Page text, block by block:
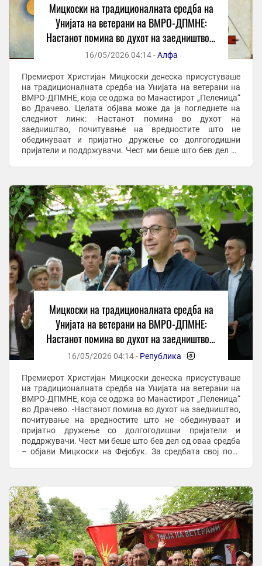
Мицкоски на традиционалната средба на
Унијата на ветерани на ВМРО-ДПМНЕ:
Настанот помина во духот на заедништво и
почитување на вредностите што не
16/05/2026 04:14 -Алфа
Премиерот Христијан Мицкоски денеска присустуваше
на традиционалната средба на Унијата на ветерани на
ВМРО-ДПМНЕ, која се одржа во Манастирот „Пеленица“
во Драчево. Целата објава може да ја погледнете на
следниот линк: -Настанот помина во духот на
заедништво, почитување на вредностите што не
обединуваат и пријатно дружење со долгогодишни
пријатели и поддржувачи. Чест ми беше што бев дел од
Мицкоски на традиционалната средба на
Унијата на ветерани на ВМРО-ДПМНЕ:
Настанот помина во духот на заедништво и
почитување на вредностите што не
16/05/2026 04:14 - Република -
Премиерот Христијан Мицкоски денеска присустуваше
на традиционалната средба на Унијата на ветерани на
ВМРО-ДПМНЕ, која се одржа во Манастирот „Пеленица“
во Драчево. -Настанот помина во духот на заедништво,
почитување на вредностите што не обединуваат и
пријатно дружење со долгогодишни пријатели и
поддржувачи. Чест ми беше што бев дел од оваа средба
– објави Мицкоски на Фејсбук. За средбата свој пост